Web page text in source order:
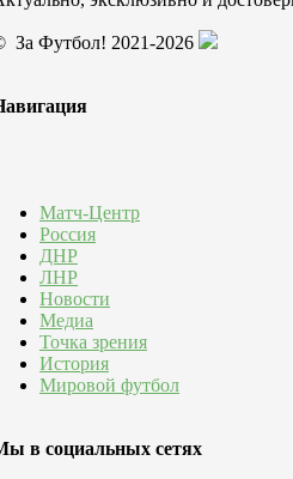
За Футбол! 2021-2026
Матч-Центр
Россия
ДНР
ЛНР
Новости
Медиа
Точка зрения
История
Мировой футбол
в социальных сетях